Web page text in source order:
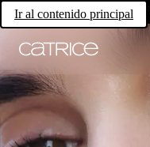
Ir al contenido principal